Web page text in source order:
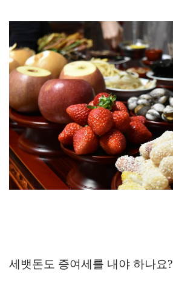
세뱃돈도 증여세를 내야 하나요?